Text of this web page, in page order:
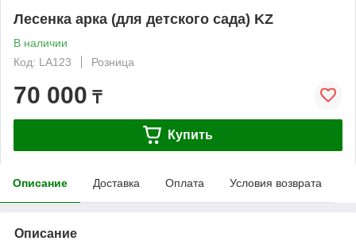
Лесенка арка (для детского сада) KZ
В наличии
Код: LA123
Розница
70 000 ₸
Купить
Описание Доставка Оплата Условия возврата
Описание